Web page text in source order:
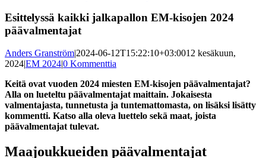
Esittelyssä kaikki jalkapallon EM-kisojen 2024
päävalmentajat
Anders Granström|2024-06-12T15:22:10+03:0012 kesäkuun,
2024|EM 2024|0 Kommenttia
Keitä ovat vuoden 2024 miesten EM-kisojen päävalmentajat?
Alla on lueteltu päävalmentajat maittain. Jokaisesta
valmentajasta, tunnetusta ja tuntemattomasta, on lisäksi lisätty
kommentti. Katso alla oleva luettelo sekä maat, joista
päävalmentajat tulevat.
Maajoukkueiden päävalmentajat